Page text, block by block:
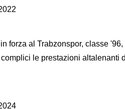
forza al Trabzonspor, classe
le prestazioni altalenanti